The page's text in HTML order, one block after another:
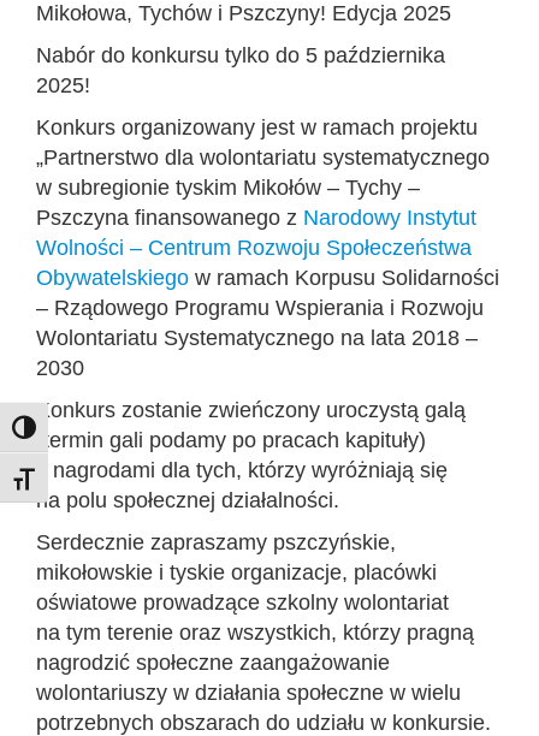
Toggle High Contrast
Toggle Font size
Mikołowa, Tychów i Pszczyny! Edycja 2025
Nabór do konkursu tylko do 5 października
2025!
Konkurs organizowany jest w ramach projektu
„Partnerstwo dla wolontariatu systematycznego
w subregionie tyskim Mikołów – Tychy –
Pszczyna finansowanego z Narodowy Instytut
Wolności – Centrum Rozwoju Społeczeństwa
Obywatelskiego w ramach Korpusu Solidarności
– Rządowego Programu Wspierania i Rozwoju
Wolontariatu Systematycznego na lata 2018 –
2030
Konkurs zostanie zwieńczony uroczystą galą
(termin gali podamy po pracach kapituły)
z nagrodami dla tych, którzy wyróżniają się
na polu społecznej działalności.
Serdecznie zapraszamy pszczyńskie,
mikołowskie i tyskie organizacje, placówki
oświatowe prowadzące szkolny wolontariat
na tym terenie oraz wszystkich, którzy pragną
nagrodzić społeczne zaangażowanie
wolontariuszy w działania społeczne w wielu
potrzebnych obszarach do udziału w konkursie.